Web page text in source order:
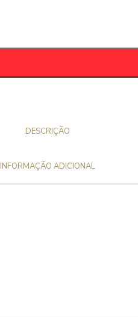
DESCRIÇÃO
INFORMAÇÃO ADICIONAL